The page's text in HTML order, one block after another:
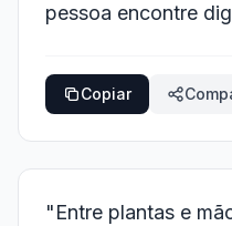
pessoa encontre
Copiar
"Entre plantas e